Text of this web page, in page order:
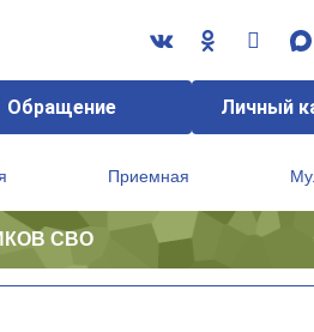
Обращение Личный
Приемная
СВО